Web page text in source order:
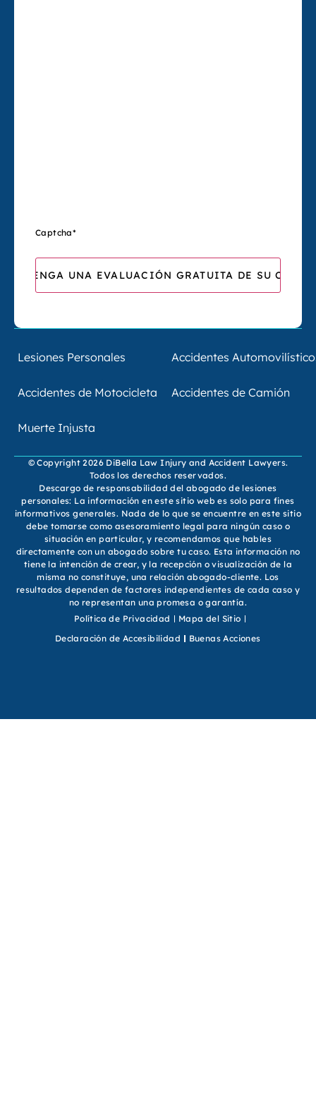
Captcha*
Lesiones Personales Accidentes
Accidentes de Motocicleta Accidentes de Camión
Muerte Injusta
© Copyright 2026 DiBella Law Injury and Accident Lawyers.
Todos los derechos reservados.
Descargo de responsabilidad del abogado de lesiones
personales: La información en este sitio web es solo para fines
informativos generales. Nada de lo que se encuentre en este sitio
debe tomarse como asesoramiento legal para ningún caso o
situación en particular, y recomendamos que hables
directamente con un abogado sobre tu caso. Esta información no
tiene la intención de crear, y la recepción o visualización de la
misma no constituye, una relación abogado-cliente. Los
resultados dependen de factores independientes de cada caso y
no representan una promesa o garantía.
Política de Privacidad
Mapa del Sitio
Declaración de Accesibilidad
Buenas Acciones